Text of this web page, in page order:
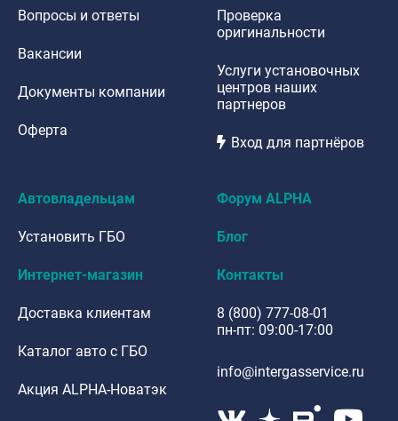
Вопросы и ответы
Вакансии
Документы компании
Оферта
Проверка
оригинальности
Услуги установочных
центров наших
партнеров
Вход для партнёров
Автовладельцам
Установить ГБО
Интернет-магазин
Доставка клиентам
Каталог авто с ГБО
Акция ALPHA-Новатэк
Форум ALPHA
Блог
Контакты
8 (800) 777-08-01
пн-пт: 09:00-17:00
info@intergasservice.ru